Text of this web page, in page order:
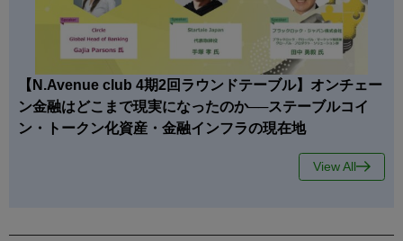
【N.Avenue club 4期2回ラウンドテーブル】オンチェー
ン金融はどこまで現実になったのか──ステーブルコイ
ン・トークン化資産・金融インフラの現在地
View All